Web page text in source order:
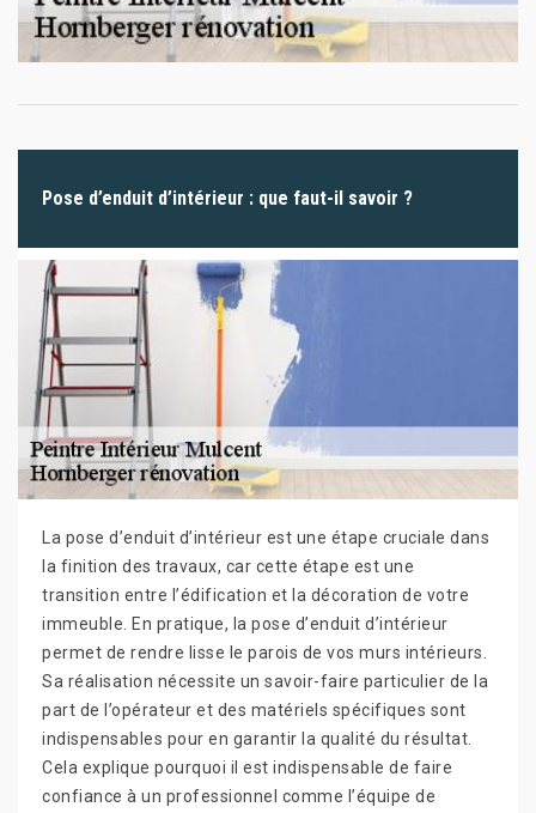
Pose d’enduit d’intérieur : que faut-il savoir ?
La pose d’enduit d’intérieur est une étape cruciale dans
la finition des travaux, car cette étape est une
transition entre l’édification et la décoration de votre
immeuble. En pratique, la pose d’enduit d’intérieur
permet de rendre lisse le parois de vos murs intérieurs.
Sa réalisation nécessite un savoir-faire particulier de la
part de l’opérateur et des matériels spécifiques sont
indispensables pour en garantir la qualité du résultat.
Cela explique pourquoi il est indispensable de faire
confiance à un professionnel comme l’équipe de